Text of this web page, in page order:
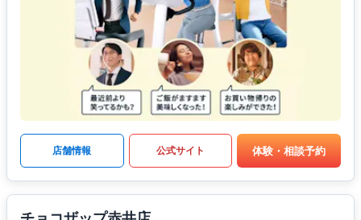
店舗情報 公式サイト 体験・相談予約